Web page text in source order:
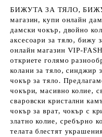
БИЖУТА ЗА ТЯЛО,
магазин, купи онлайн
дамски чокър, двойно
аксесоари за тяло, бижу
онлайн магазин VIP-
откриете голямо
колани за тяло, синджир
чокър за тяло.
чокъри, масивно колие,
сваровски кристални
чокър за врат, чокър с
златно колие, сребърно
телата блестят